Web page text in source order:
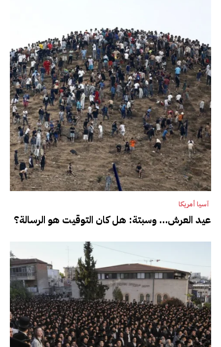
آسيا أمريكا
عيد العرش… وسبتة: هل كان التوقيت هو الرسالة؟